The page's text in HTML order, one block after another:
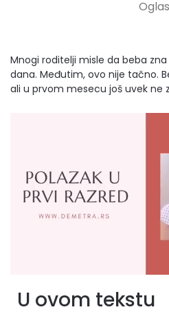
Mnogi roditelji misle da beba
dana. Međutim, ovo nije tačno.
ali u prvom mesecu još uvek ne
U ovom tekstu